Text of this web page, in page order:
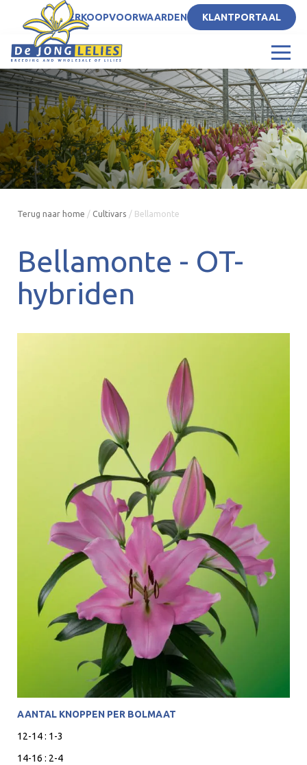
NLVERKOOPVOORWAARDEN KLANTPORTAAL
Terug naar home / Cultivars / Bellamonte
Bellamonte - OT-
hybriden
AANTAL KNOPPEN PER BOLMAAT
12-14 : 1-3
14-16 : 2-4